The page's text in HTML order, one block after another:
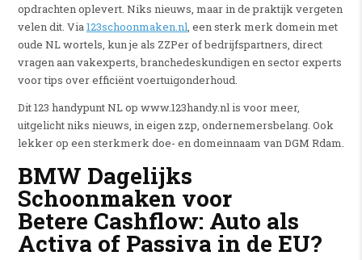
opdrachten oplevert. Niks nieuws, maar in de praktijk vergeten
velen dit. Via 123schoonmaken.nl , een sterk merk domein met
oude NL wortels, kun je als ZZPer of bedrijfspartners, direct
vragen aan vakexperts, branchedeskundigen en sector experts
voor tips over efficiënt voertuigonderhoud.
Dit 123 handypunt NL op www.123handy.nl is voor meer,
uitgelicht niks nieuws, in eigen zzp, ondernemersbelang. Ook
lekker op een sterkmerk doe- en domeinnaam van DGM Rdam.
BMW Dagelijks
Schoonmaken voor
Betere Cashflow: Auto als
Activa of Passiva in de EU?